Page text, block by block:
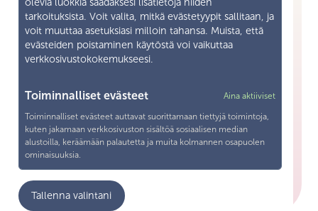
tarkoituksista. Voit valita, mitkä evästetyypit sallitaan, ja
voit muuttaa asetuksiasi milloin tahansa. Muista, että
evästeiden poistaminen käytöstä voi vaikuttaa
verkkosivustokokemukseesi.
Toiminnalliset evästeet Aina aktiiviset
Toiminnalliset evästeet auttavat suorittamaan tiettyjä toimintoja,
kuten jakamaan verkkosivuston sisältöä sosiaalisen median
alustoilla, keräämään palautetta ja muita kolmannen osapuolen
ominaisuuksia.
Analytiikka
Tallenna valintani
Henkilötietojen käsittely
Tietosuojaseloste
Yhteystiedot
Snellmaninkatu 19—21 F 13 00170 Helsingfors
040 571 1038
toimisto@skillary.fi